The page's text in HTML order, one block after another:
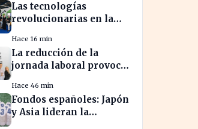
Las tecnologías
revolucionarias en la
cambiar el futuro
empresarial en Asturias
Hace 16 min
La reducción de la
jornada laboral provoca
productividad española
Hace 46 min
Fondos españoles: Japón
y Asia lideran la